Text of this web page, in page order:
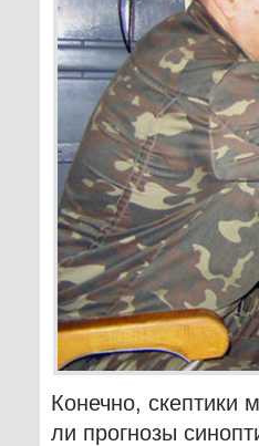
Конечно, скептики
ли прогнозы